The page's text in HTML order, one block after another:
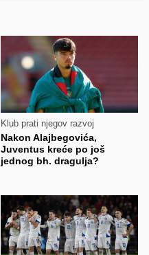
Klub prati njegov razvoj
Nakon Alajbegovića,
Juventus kreće po još
jednog bh. dragulja?